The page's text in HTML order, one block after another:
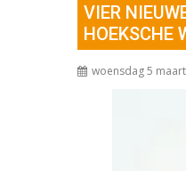
VIER
HOEKSCHE
woensdag 5